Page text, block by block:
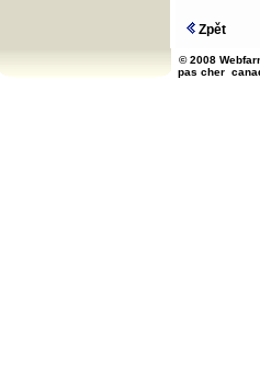
Zpět
© 2008
pas cher